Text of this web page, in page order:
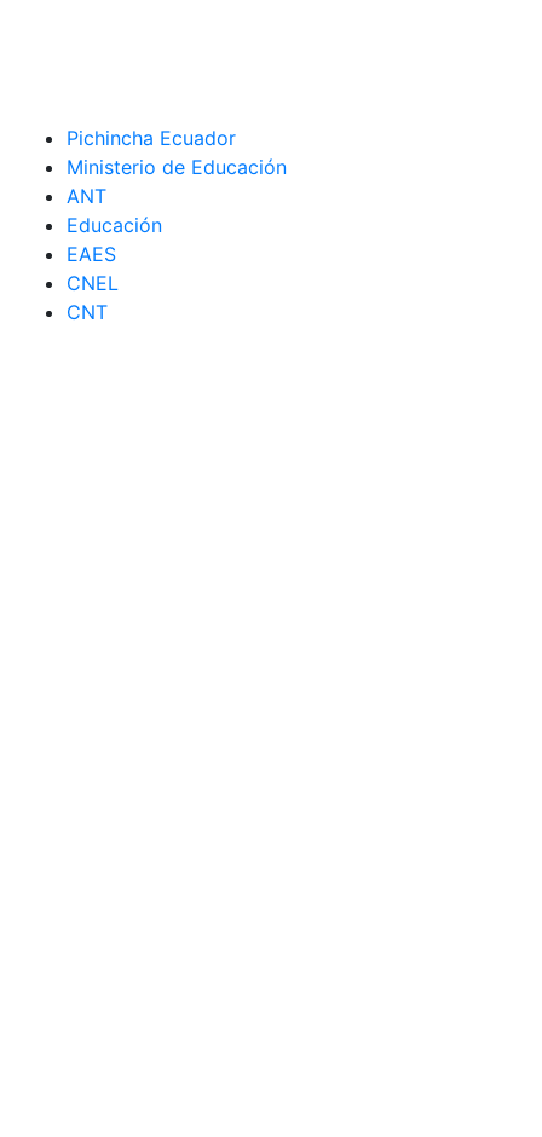
Pichincha Ecuador
Ministerio de Educación
ANT
Educación
EAES
CNEL
CNT